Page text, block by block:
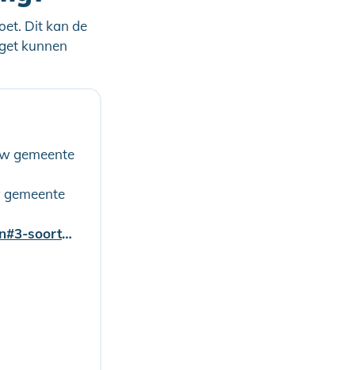
Dit kan de
kunnen
gemeente
www.gemeentelandvancuijk.nl/duurzaamheidslening-woningen#3-soorten-leningen